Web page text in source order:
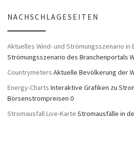
NACHSCHLAGESEITEN
Aktuelles Wind- und Strömungsszenario in
Strömungsszenario des Branchenportals
Countrymeters Aktuelle Bevölkerung der
Energy-Charts Interaktive Grafiken zu
Börsenstrompreisen 0
Stromausfall Live-Karte Stromausfälle in